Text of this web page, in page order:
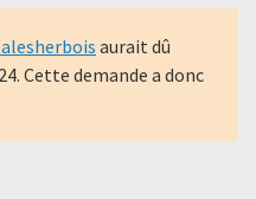
aurait dû
. Cette demande a donc